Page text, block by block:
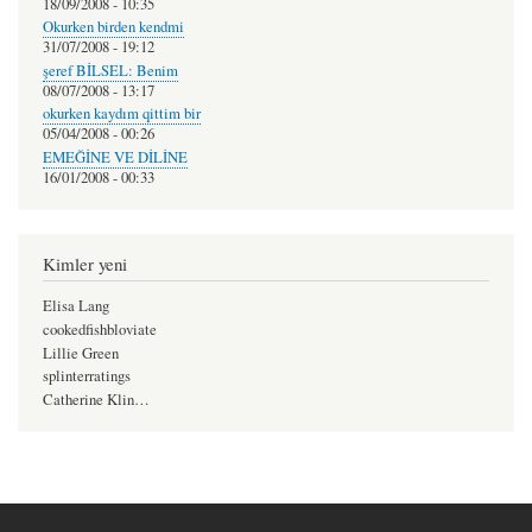
Okurken birden kendmi
31/07/2008 - 19:12
şeref BİLSEL: Benim
08/07/2008 - 13:17
okurken kaydım qittim bir
05/04/2008 - 00:26
EMEĞİNE VE DİLİNE
16/01/2008 - 00:33
Kimler yeni
Elisa Lang
cookedfishbloviate
Lillie Green
splinterratings
Catherine Klin…